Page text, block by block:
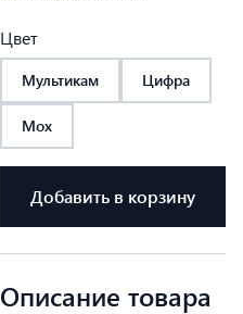
Цвет
Мультикам Цифра
Мох
Добавить в корзину
Описание товара